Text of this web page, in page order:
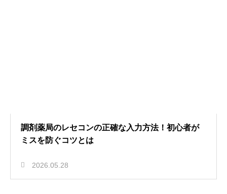
調剤薬局のレセコンの正確な入力方法！初心者が
ミスを防ぐコツとは
2026.05.28